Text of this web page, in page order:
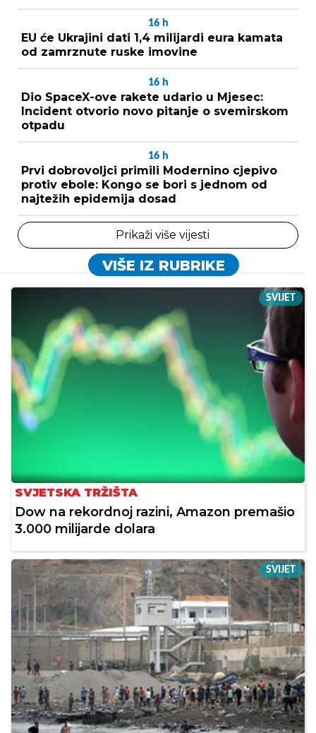
16 h
EU će Ukrajini dati 1,4 milijardi eura kamata
od zamrznute ruske imovine
16 h
Dio SpaceX-ove rakete udario u Mjesec:
Incident otvorio novo pitanje o svemirskom
otpadu
16 h
Prvi dobrovoljci primili Modernino cjepivo
protiv ebole: Kongo se bori s jednom od
najtežih epidemija dosad
Prikaži više vijesti
VIŠE IZ RUBRIKE
SVIJET
SVJETSKA TRŽIŠTA
Dow na rekordnoj razini, Amazon premašio
3.000 milijarde dolara
SVIJET